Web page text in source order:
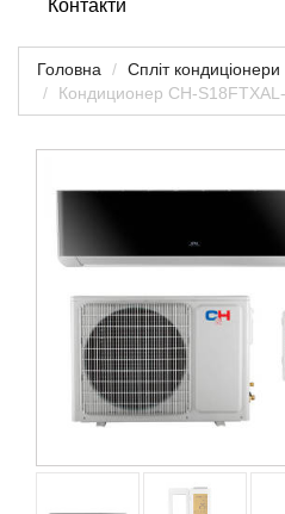
Контакти
Головна
Спліт кондиціонери
Кондиционер CH-S18FTXAL-